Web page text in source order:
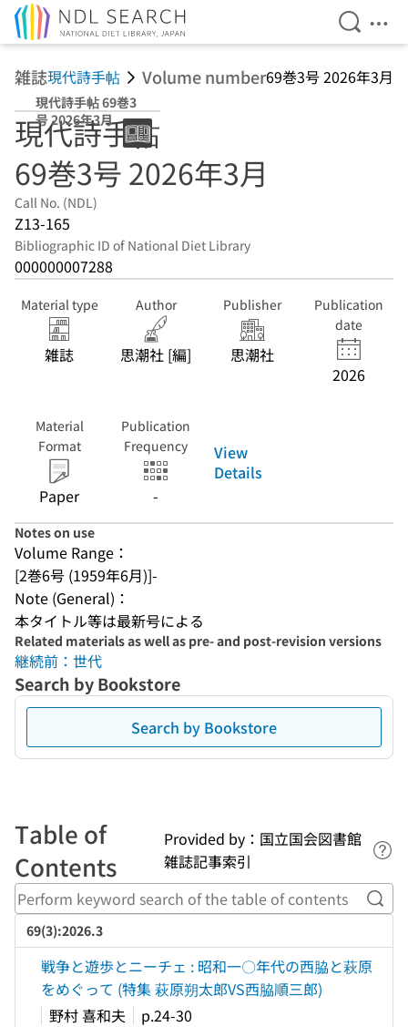
Open
雑誌現代詩手帖 Volume number69巻3号 2026年3月
現代詩手帖 69巻3
号 2026年3月
現代詩手帖
69巻3号 2026年3月
Call No. (NDL)
Z13-165
Bibliographic ID of National Diet Library
000000007288
Material type
雑誌
Author
思潮社 [編]
Publisher
思潮社
Publication
date
2026
Material
Format
Paper
Publication
Frequency
-
View
Details
Notes on use
Volume Range：
[2巻6号 (1959年6月)]-
Note (General)：
本タイトル等は最新号による
Related materials as well as pre- and post-revision versions
継続前：世代
Search by Bookstore
Search by Bookstore
Table of
Contents
Provided by：国立国会図書館
雑誌記事索引
69(3):2026.3
戦争と遊歩とニーチェ : 昭和一〇年代の西脇と萩原
をめぐって (特集 萩原朔太郎VS西脇順三郎)
野村 喜和夫
p.24-30